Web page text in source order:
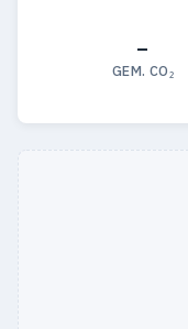
—
GEM. CO₂